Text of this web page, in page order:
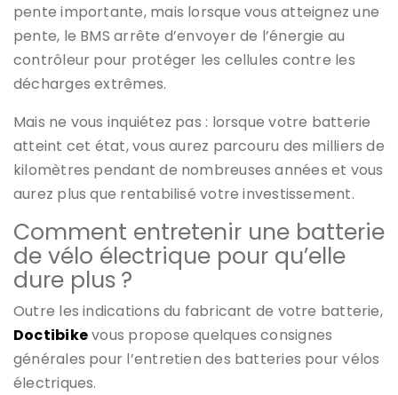
pente importante, mais lorsque vous atteignez une
pente, le BMS arrête d’envoyer de l’énergie au
contrôleur pour protéger les cellules contre les
décharges extrêmes.
Mais ne vous inquiétez pas : lorsque votre batterie
atteint cet état, vous aurez parcouru des milliers de
kilomètres pendant de nombreuses années et vous
aurez plus que rentabilisé votre investissement.
Comment entretenir une batterie
de vélo électrique pour qu’elle
dure plus ?
Outre les indications du fabricant de votre batterie,
Doctibikevous propose quelques consignes
générales pour l’entretien des batteries pour vélos
électriques.